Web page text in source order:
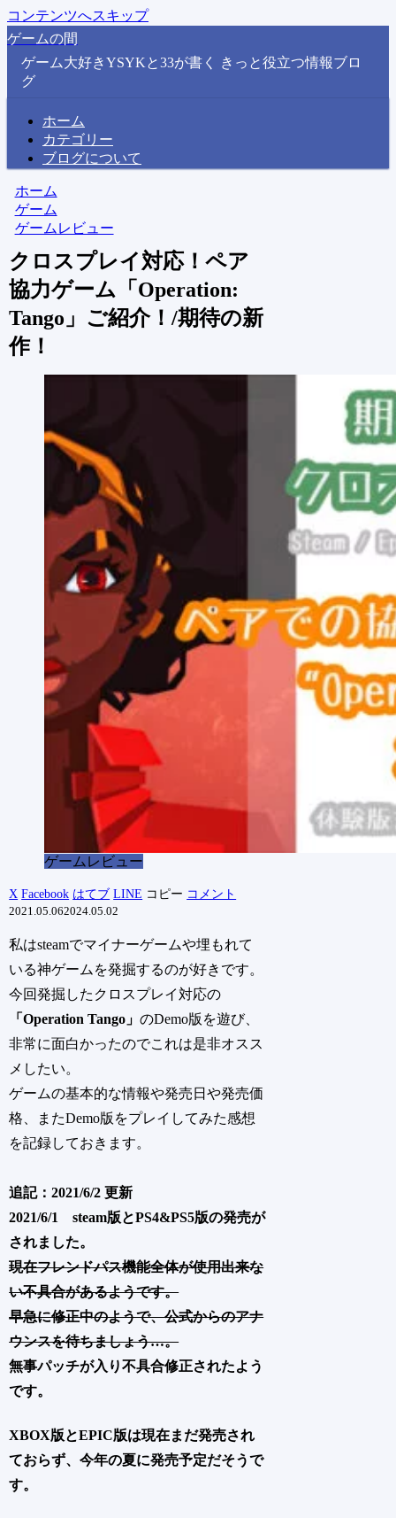
コンテンツへスキップ
ゲームの間
ゲーム大好きYSYKと33が書く きっと役立つ情報ブロ
グ
ホーム
カテゴリー
ブログについて
ホーム
ゲーム
ゲームレビュー
クロスプレイ対応！ペア
協力ゲーム「Operation:
Tango」ご紹介！/期待の新
作！
ゲームレビュー
X Facebook はてブ LINE コピー コメント
2021.05.062024.05.02
私はsteamでマイナーゲームや埋もれて
いる神ゲームを発掘するのが好きです。
今回発掘したクロスプレイ対応の
「Operation Tango」のDemo版を遊び、
非常に面白かったのでこれは是非オスス
メしたい。
ゲームの基本的な情報や発売日や発売価
格、またDemo版をプレイしてみた感想
を記録しておきます。
追記：2021/6/2 更新
2021/6/1 steam版とPS4&PS5版の発売が
されました。
現在フレンドパス機能全体が使用出来な
い不具合があるようです。
早急に修正中のようで、公式からのアナ
ウンスを待ちましょう…。
無事パッチが入り不具合修正されたよう
です。
XBOX版とEPIC版は現在まだ発売され
ておらず、今年の夏に発売予定だそうで
す。